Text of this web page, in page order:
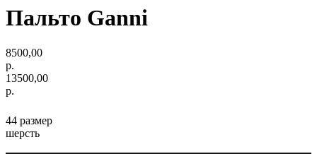
Пальто Ganni
8500,00
р.
13500,00
р.
44 размер
шерсть